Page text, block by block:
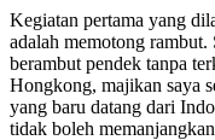
Kegiatan pertama yang
adalah memotong
berambut pendek tanpa
Hongkong, majikan saya
yang baru datang dari
tidak boleh